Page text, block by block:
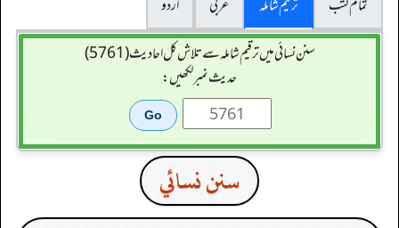
تمام کتب
ترقیم شاملہ عربی
اردو
سنن نسائی میں ترقیم شاملہ سے تلاش کل احادیث (5761)
حدیث نمبر لکھیں:
سنن نسائي